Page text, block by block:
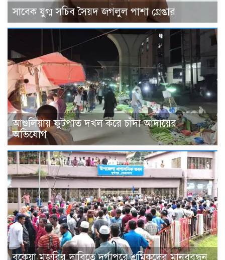
সাবেক যুগ্ম সচিব সৈয়দ জগলুল পাশা গ্রেপ্তার
আশুলিয়ায় ফুটপাত দখল করে চাঁদা আদায়ের
অভিযোগ
বকেয়া মজুরির দাবিতে দুর্গাপুরে শ্রমিকদের মানববন্ধন